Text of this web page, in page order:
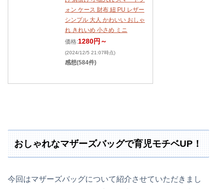
ォン ケース 財布 紐 PU レザー
シンプル 大人 かわいい おしゃ
れ きれいめ 小さめ ミニ
価格:1280円～
(2024/12/5 21:07時点)
感想(584件)
おしゃれなマザーズバッグで育児モチベUP！
今回はマザーズバッグについて紹介させていただきまし